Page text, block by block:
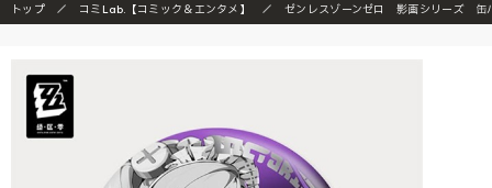
トップ コミLab.【コミック＆エンタメ】 ゼンレスゾーンゼロ 影画シリーズ